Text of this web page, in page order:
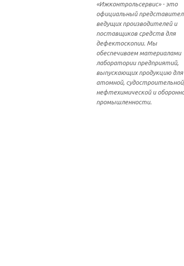
«Ижконтрольсервис» - это
официальный
ведущих производителей и
поставщиков средств для
дефектоскопии. Мы
обеспечиваем материалами
лаборатории предприятий,
выпускающих продукцию для
атомной,
нефтехимической и
промышленности.